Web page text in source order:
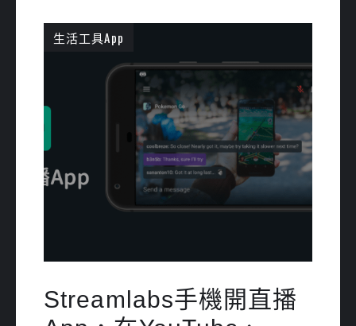
生活工具App
Streamlabs手機開直播